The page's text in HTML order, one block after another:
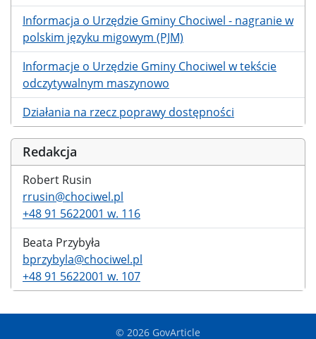
Informacja o Urzędzie Gminy Chociwel - nagranie w
polskim języku migowym (PJM)
Informacje o Urzędzie Gminy Chociwel w tekście
odczytywalnym maszynowo
Działania na rzecz poprawy dostępności
Redakcja
Robert Rusin
rrusin@chociwel.pl
+48 91 5622001 w. 116
Beata Przybyła
bprzybyla@chociwel.pl
+48 91 5622001 w. 107
© 2026 GovArticle